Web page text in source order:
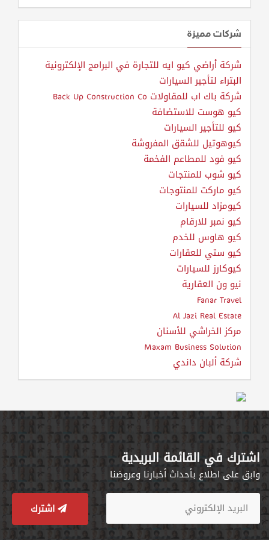
شركات مميزة
شركة أراضي كيو ايه للتجارة في البرامج الإلكترونية
البتراء لتأجير السيارات
شركة باك اب للمقاولات Back Up Construction Co
كيو هوست للاستضافة
كيو للتأجير السيارات
كيوهوتيل للشقق المفروشة
كيو فود للمطاعم الفخمة
كيو شوب للمنتجات
كيو ماركت للمنتوجات
كيومزاد للسيارات
كيو نمبر للارقام
كيو هاوس للخدم
كيو ستي للعقارات
كيوكارز للسيارات
نيو ون العقارية
Fanar Travel
Al Jazi Real Estate
مركز الخراشي للأسنان
Maxam Business Solution
شركة ألبان داندي
اشترك في القائمة البريدية
وابق على اطلاع بأحداث أخبارنا وعروضنا
اشترك